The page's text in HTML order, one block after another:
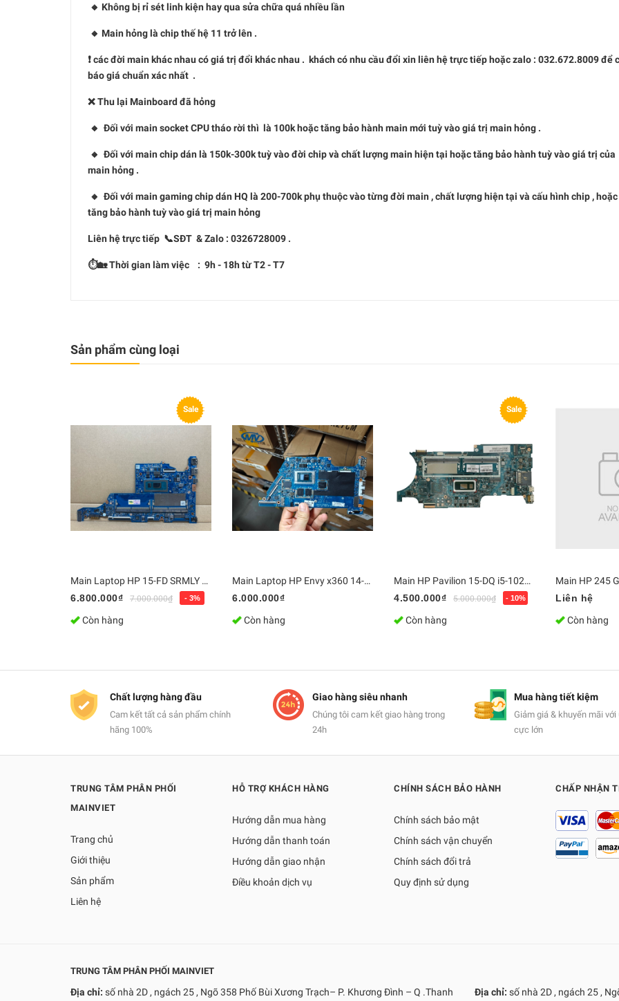
🔸 Không bị rỉ sét linh kiện hay qua sửa chữa quá nhiều lần
🔸 Main hỏng là chip thế hệ 11 trở lên .
❗️ các đời main khác nhau có giá trị đổi khác nhau . khách có nhu cầu đổi xin liên hệ trực tiếp hoặc zalo : 032.672.8009 để
báo giá chuẩn xác nhất .
❌ Thu lại Mainboard đã hỏng
🔸 Đối với main socket CPU tháo rời thì là 100k hoặc tăng bảo hành main mới tuỳ vào giá trị main hỏng .
🔸 Đối với main chip dán là 150k-300k tuỳ vào đời chip và chất lượng main hiện tại hoặc tăng bảo hành tuỳ vào giá trị của
main hỏng .
🔸 Đối với main gaming chip dán HQ là 200-700k phụ thuộc vào từng đời main , chất lượng hiện tại và cấu hình chip , hoặc
tăng bảo hành tuỳ vào giá trị main hỏng
Liên hệ trực tiếp 📞SĐT & Zalo : 0326728009 .
⏱🏡 Thời gian làm việc : 9h - 18h từ T2 - T7
Sản phẩm cùng loại
Sale
Main Laptop HP 15-FD SRMLY / i7-1355U, DA0PDIMB8G0 | Bo mạch chủ Zin, Chính Hãng
6.800.000₫
7.000.000₫ - 3%
Còn hàng
Main Laptop HP Envy x360 14-fa0013dx Ryzen 5 8640HS / Ram 16GB - LA-N472P | Bo mạch chủ Zin [Chính Hãng]
6.000.000₫
Còn hàng
Sale
Main HP Pavilion 15-DQ i5-10210 L72029-601 18741-1
4.500.000₫
5.000.000₫ - 10%
Còn hàng
Liên hệ
Còn hàng
Chất lượng hàng đầu
Cam kết tất cả sản phẩm chính
hãng 100%
Giao hàng siêu nhanh
Chúng tôi cam kết giao hàng trong
24h
Mua hàng tiết kiệm
Giảm giá & khuyến mãi
cực lớn
TRUNG TÂM PHÂN PHỐI
MAINVIET
Trang chủ
Giới thiệu
Sản phẩm
Liên hệ
HỖ TRỢ KHÁCH HÀNG
Hướng dẫn mua hàng
Hướng dẫn thanh toán
Hướng dẫn giao nhận
Điều khoản dịch vụ
CHÍNH SÁCH BẢO HÀNH
Chính sách bảo mật
Chính sách vận chuyển
Chính sách đổi trả
Quy định sử dụng
CHẤP NHẬN
TRUNG TÂM PHÂN PHỐI MAINVIET
Địa chỉ: số nhà 2D , ngách 25 , Ngõ 358 Phố Bùi Xương Trạch– P. Khương Đình – Q .Thanh Địa chỉ: số nhà 2D , ngách 25 ,